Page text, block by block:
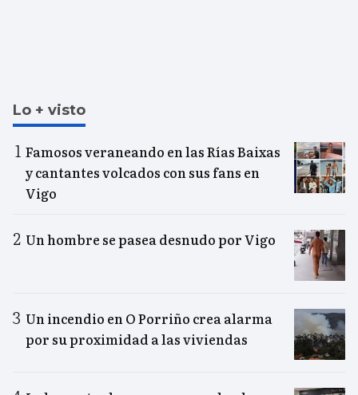
Lo + visto
Famosos veraneando en las Rías Baixas
y cantantes volcados con sus fans en
Vigo
Un hombre se pasea desnudo por Vigo
Un incendio en O Porriño crea alarma
por su proximidad a las viviendas